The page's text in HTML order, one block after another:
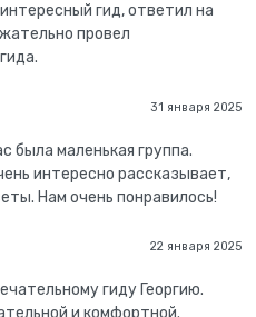
гид, ответил на
провел
31 января 2025
была маленькая группа.
интересно рассказывает,
Нам очень понравилось!
22 января 2025
гиду Георгию.
и комфортной.